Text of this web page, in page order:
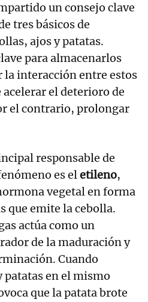
un consejo clave
tres básicos de
ajos y patatas.
para almacenarlos
la interacción entre estos
el deterioro de
el contrario, prolongar
responsable de
es eletileno,
vegetal en forma
que emite la cebolla.
actúa como un
de la maduración y
Cuando
patatas en el mismo
que la patata brote